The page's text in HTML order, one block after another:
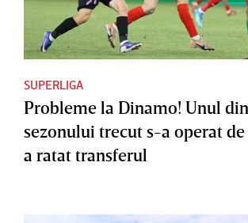
SUPERLIGA
Probleme la Dinamo! Unul
sezonului trecut s-a operat
a ratat transferul